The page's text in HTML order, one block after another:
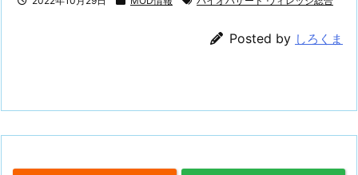
Posted by しろくま